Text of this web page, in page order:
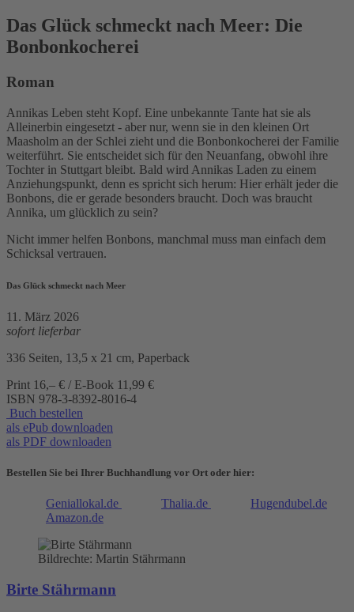
Das Glück schmeckt nach Meer: Die
Bonbonkocherei
Roman
Annikas Leben steht Kopf. Eine unbekannte Tante hat sie als
Alleinerbin eingesetzt - aber nur, wenn sie in den kleinen Ort
Maasholm an der Schlei zieht und die Bonbonkocherei der Familie
weiterführt. Sie entscheidet sich für den Neuanfang, obwohl ihre
Tochter in Stuttgart bleibt. Bald wird Annikas Laden zu einem
Anziehungspunkt, denn es spricht sich herum: Hier erhält jeder die
Bonbons, die er gerade besonders braucht. Doch was braucht
Annika, um glücklich zu sein?
Nicht immer helfen Bonbons, manchmal muss man einfach dem
Schicksal vertrauen.
Das Glück schmeckt nach Meer
11. März 2026
sofort lieferbar
336 Seiten, 13,5 x 21 cm, Paperback
Print 16,– € / E-Book 11,99 €
ISBN 978-3-8392-8016-4
Buch bestellen
als ePub downloaden
als PDF downloaden
Bestellen Sie bei Ihrer Buchhandlung vor Ort oder hier:
Geniallokal.de Thalia.de
Hugendubel.de
Amazon.de
Bildrechte: Martin Stährmann
Birte Stährmann